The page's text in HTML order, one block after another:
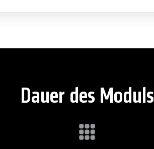
Dauer des Moduls